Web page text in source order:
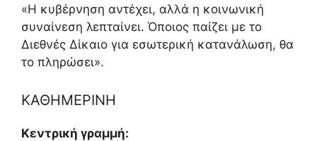
«Η κυβέρνηση αντέχει, αλλά η κοινωνική
συναίνεση λεπταίνει. Όποιος παίζει με το
Διεθνές Δίκαιο για εσωτερική κατανάλωση, θα
το πληρώσει».
ΚΑΘΗΜΕΡΙΝΗ
Κεντρική γραμμή: